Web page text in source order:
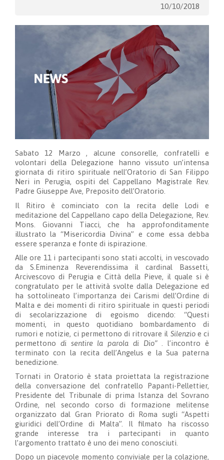
10/10/2018
Sabato 12 Marzo , alcune consorelle, confratelli e
volontari della Delegazione hanno vissuto un’intensa
giornata di ritiro spirituale nell’Oratorio di San Filippo
Neri in Perugia, ospiti del Cappellano Magistrale Rev.
Padre Giuseppe Ave, Preposito dell’Oratorio.
Il Ritiro è cominciato con la recita delle Lodi e
meditazione del Cappellano capo della Delegazione, Rev.
Mons. Giovanni Tiacci, che ha approfonditamente
illustrato la “Misericordia Divina” e come essa debba
essere speranza e fonte di ispirazione.
Alle ore 11 i partecipanti sono stati accolti, in vescovado
da S.Eminenza Reverendissima il cardinal Bassetti,
Arcivescovo di Perugia e Città della Pieve, il quale si è
congratulato per le attività svolte dalla Delegazione ed
ha sottolineato l’importanza dei Carismi dell’Ordine di
Malta e dei momenti di ritiro spirituale in questi periodi
di secolarizzazione di egoismo dicendo: “Questi
momenti, in questo quotidiano bombardamento di
rumori e notizie, ci permettono di ritrovare il Silenzioe ci
permettono di sentire la parola di Dio”
. l’incontro è
terminato con la recita dell’Angelus e la Sua paterna
benedizione.
Tornati in Oratorio è stata proiettata la registrazione
della conversazione del confratello Papanti-Pellettier,
Presidente del Tribunale di prima Istanza del Sovrano
Ordine, nel secondo corso di formazione melitense
organizzato dal Gran Priorato di Roma sugli “Aspetti
giuridici dell’Ordine di Malta”. Il filmato ha riscosso
grande interesse tra i partecipanti in quanto
l’argomento trattato è uno dei meno conosciuti.
Dopo un piacevole momento conviviale per la colazione,